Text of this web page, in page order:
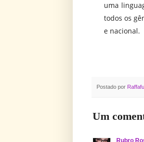
uma
todos os
e nacional.
Postado por
Um
Rubro